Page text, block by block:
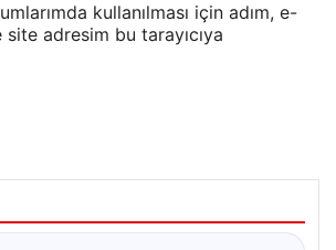
kullanılması için adım, e-
adresim bu tarayıcıya